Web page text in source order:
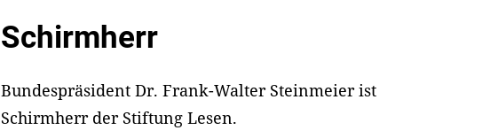
Schirmherr
Bundespräsident Dr. Frank-Walter Steinmeier ist
Schirmherr der Stiftung Lesen.